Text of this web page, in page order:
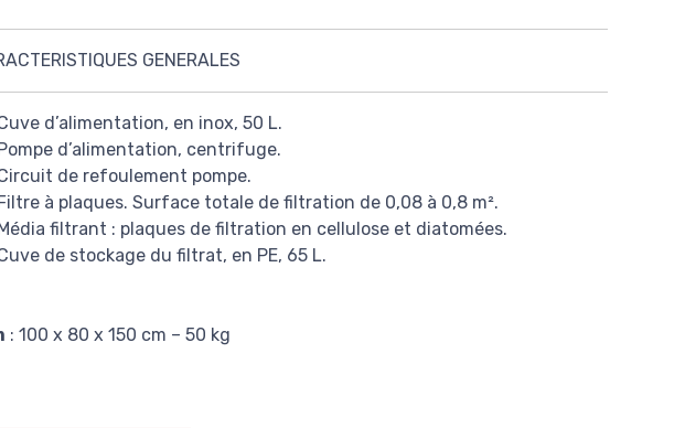
GENERALES
d’alimentation, en inox, 50 L.
d’alimentation, centrifuge.
de refoulement pompe.
à plaques. Surface totale de filtration de 0,08 à 0,8 m².
filtrant : plaques de filtration en cellulose et diatomées.
de stockage du filtrat, en PE, 65 L.
: 100 x 80 x 150 cm – 50 kg